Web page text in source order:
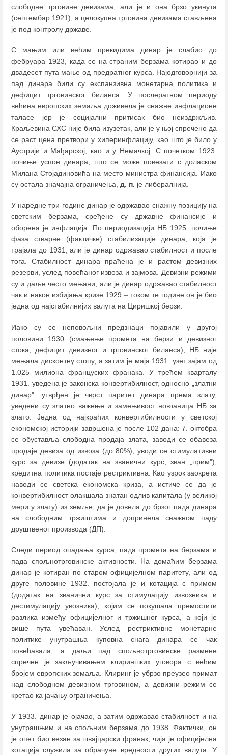
слободне трговине девизама, али је и она брзо укинута
(септембар 1921), а целокупна трговина девизама стављена
је под контролу државе.
С мањим или већим прекидима динар је слабио до
фебруара 1923, када се на страним берзама котирао и до
двадесет пута мање од предратног курса. Најодговорнији за
пад динара били су експанзивна монетарна политика и
дефицит трговинског биланса. У послератном периоду
већина европских земаља доживела је снажне инфлационе
таласе јер је социјални притисак био неиздржљив.
Краљевина СХС није била изузетак, али је у њој спречено да
се раст цена претвори у хиперинфлацију, као што је било у
Аустрији и Мађарској, као и у Немачкој. С почетком 1923.
почиње успон динара, што се може повезати с доласком
Милана Стојадиновића на место министра финансија. Иако
су остала значајна ограничења, д. п. је либералнија.
У наредне три године динар је одржавао снажну позицију на
светским берзама, сређене су државне финансије и
оборена је инфлација. По периодизацији НБ 1925. почиње
фаза стварне (фактичке) стабилизације динара, која је
трајала до 1931, али је динар одржавао стабилност и после
тога. Стабилност динара праћена је и растом девизних
резерви, услед повећаног извоза и зајмова. Девизни режими
су и даље често мењани, али је динар одржавао стабилност
чак и након избијања кризе 1929 –током те године он је био
једна од најстабилнијих валута на Циришкој берзи.
Иако су се неповољни предзнаци појавили у другој
половини 1930 (смањење промета на берзи и девизног
стока, дефицит девизног и трговинског биланса), НБ није
мењала дисконтну стопу, а затим је маја 1931. узет зајам од
1.025 милиона француских франака. У трећем кварталу
1931. уведена је законска конвертибилност, односно „златни
динар": утврђен је чврст паритет динара према злату,
уведени су златно важење и замењивост новчаница НБ за
злато. Једна од најкраћих конвертибилности у светској
економској историји завршена је после 102 дана: 7. октобра
се обуставља слободна продаја злата, заводи се обавеза
продаје девиза од извоза (до 80%), уводи се стимулативни
курс за девизе (додатак на званични курс, зван „прим"),
кредитна политика постаје рестриктивна. Као узрок заокрета
наводи се светска економска криза, а истиче се да је
конвертибилност олакшала знатан одлив капитала (у великој
мери у злату) из земље, да је довела до брзог пада динара
на слободним тржиштима и допринела снажном паду
друштвеног производа (ДП).
Следи период опадања курса, пада промета на берзама и
пада спољнотрговинске активности. На домаћим берзама
динар је котиран по старом официјелном паритету, али од
друге половине 1932. постојала је и котација с примом
(додатак на званични курс за стимулацију извозника и
дестимулацију увозника), којим се покушала премостити
разлика између официјелног и тржишног курса, а који је
више пута увећаван. Услед рестриктивне монетарне
политике унутрашња куповна снага динара се чак
повећавала, а даљи пад спољнотрговинске размене
спречен је закључивањем клириншких уговора с већим
бројем европских земаља. Клиринг је убрзо преузео примат
над слободном девизном трговином, а девизни режим се
кретао ка јачању ограничења.
У 1933. динар је ојачао, а затим одржавао стабилност и на
унутрашњим и на спољним берзама до 1938. Фактички, он
је опет био везан за швајцарски франак, чија је официјелна
котација служила за обрачуне вредности других валута. У